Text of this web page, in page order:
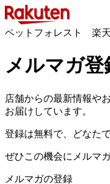
ペットフォレスト 楽
メルマガ登
店舗からの最新情報や
お届けしています。
登録は無料で、どなた
ぜひこの機会にメルマ
メルマガの登録